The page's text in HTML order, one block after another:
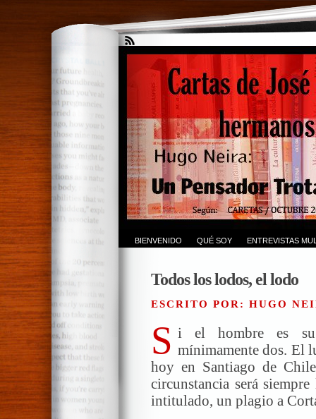
BIENVENIDO QUÉ SOY ENTREVISTAS
Todos los lodos, el lodo
ESCRITO POR: HUGO
S i el hombre es su
mínimamente dos. El
hoy en Santiago de
circunstancia será
intitulado, un plagio a